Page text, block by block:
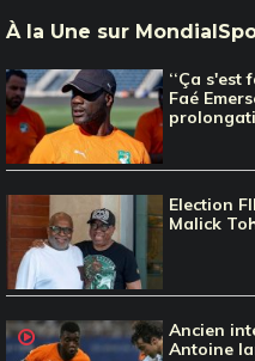
À la Une sur
‘‘Ça
Faé
Election
Malick
Ancien
Antoine